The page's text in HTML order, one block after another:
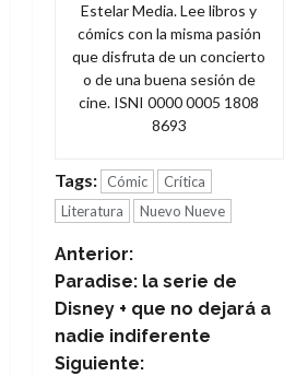
Estelar Media. Lee libros y
cómics con la misma pasión
que disfruta de un concierto
o de una buena sesión de
cine. ISNI 0000 0005 1808
8693
Tags: Cómic
Crítica
Literatura
Nuevo Nueve
N
a
v
Anterior:
Paradise: la serie de
Disney + que no dejará a
nadie indiferente
Siguiente: